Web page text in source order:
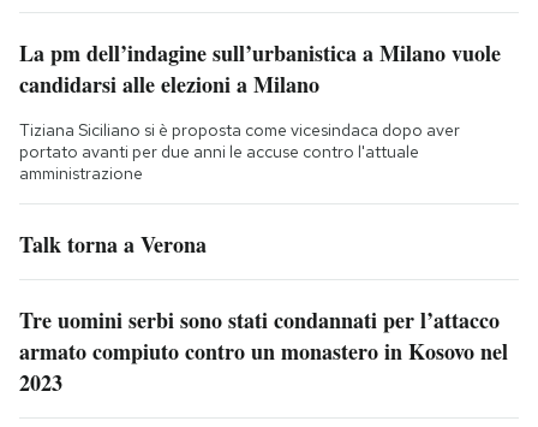
La pm dell’indagine sull’urbanistica a Milano vuole
candidarsi alle elezioni a Milano
Tiziana Siciliano si è proposta come vicesindaca dopo aver
portato avanti per due anni le accuse contro l'attuale
amministrazione
Talk torna a Verona
Tre uomini serbi sono stati condannati per l’attacco
armato compiuto contro un monastero in Kosovo nel
2023